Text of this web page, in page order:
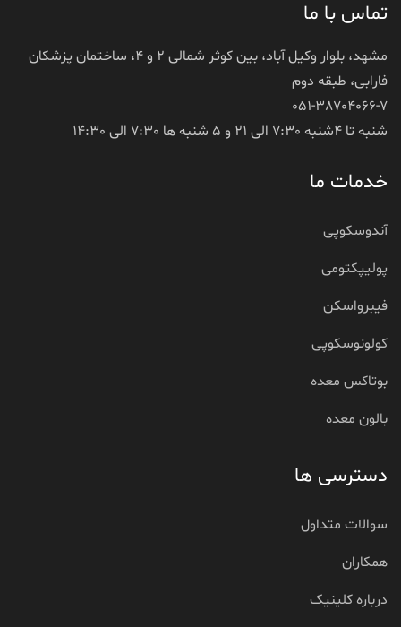
تماس با ما
مشهد، بلوار وکیل آباد، بین کوثر شمالی 2 و 4، ساختمان پزشکان
فارابی، طبقه دوم
051-38704066-7
شنبه تا 4شنبه 7:30 الی 21 و 5 شنبه ها 7:30 الی 14:30
خدمات ما
آندوسکوپی
پولیپکتومی
فیبرواسکن
کولونوسکوپی
بوتاکس معده
بالون معده
دسترسی ها
سوالات متداول
همکاران
درباره کلینیک